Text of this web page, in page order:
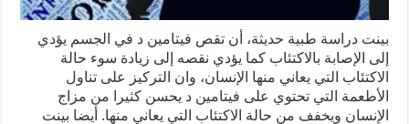
بينت دراسة طبية حديثة، أن تقص فيتامين د في الجسم يؤدي
إلى الإصابة بالاكتئاب كما يؤدي نقصه إلى زيادة سوء حالة
الاكتئاب التي يعاني منها الإنسان، وان التركيز على تناول
الأطعمة التي تحتوي على فيتامين د يحسن كثيرا من مزاج
الإنسان ويخفف من حالة الاكتئاب التي يعاني منها. أيضا بينت